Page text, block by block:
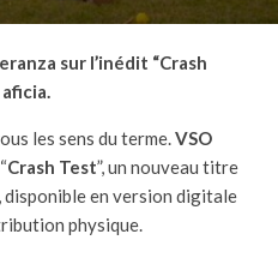
sur l’inédit “Crash
les sens du terme.VSO
Crash Test”, un nouveau titre
, disponible en version digitale
physique.